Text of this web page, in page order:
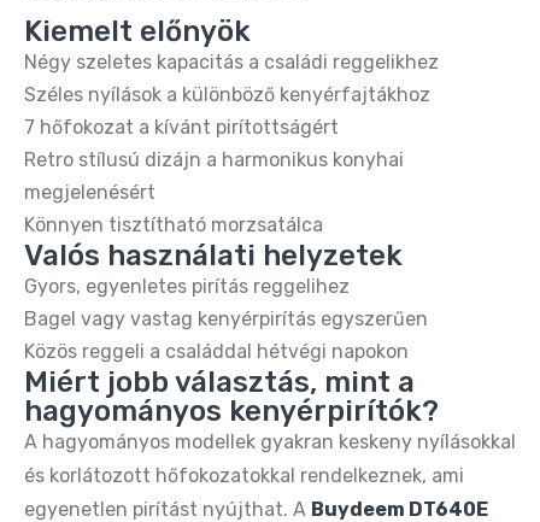
19.990 Ft
34.990 Ft
Kiemelt előnyök
Négy szeletes kapacitás a családi reggelikhez
Széles nyílások a különböző kenyérfajtákhoz
7 hőfokozat a kívánt pirítottságért
Retro stílusú dizájn a harmonikus konyhai
megjelenésért
Könnyen tisztítható morzsatálca
Valós használati helyzetek
Gyors, egyenletes pirítás reggelihez
Bagel vagy vastag kenyérpirítás egyszerűen
Közös reggeli a családdal hétvégi napokon
Miért jobb választás, mint a
hagyományos kenyérpirítók?
A hagyományos modellek gyakran keskeny nyílásokkal
és korlátozott hőfokozatokkal rendelkeznek, ami
egyenetlen pirítást nyújthat. A Buydeem DT640E